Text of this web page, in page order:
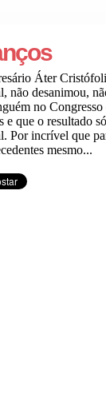
Áter
não desanimou,
no
e que o resultado
Por incrível que
mesmo...